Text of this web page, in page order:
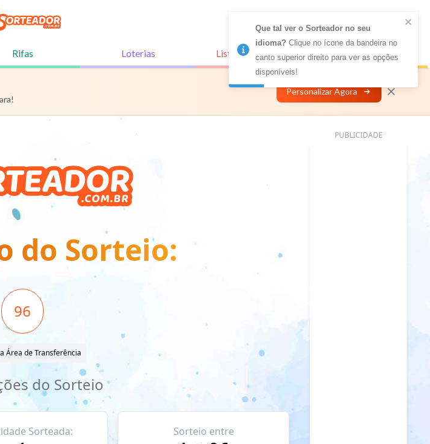
Rifas Loterias Listas Conectadas Personalizar
Personalizar Agora
do Sorteio:
96
Área de Transferência
do Sorteio
Sorteada: Sorteio entre
PUBLICIDADE
Que tal ver o Sorteador no seu
idioma? Clique no ícone da bandeira no
canto superior direito para ver as opções
disponíveis!